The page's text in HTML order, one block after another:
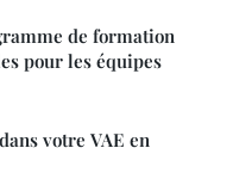
de formation
pour les équipes
votre VAE en